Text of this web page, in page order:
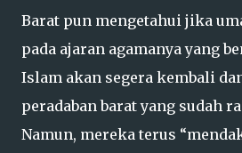
Barat pun mengetahui jika
pada ajaran agamanya yang
Islam akan segera kembali
peradaban barat yang sudah
Namun, mereka terus